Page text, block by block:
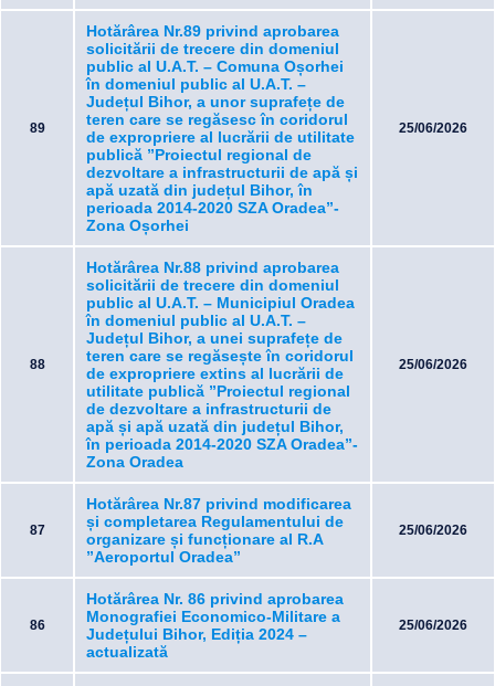
89
Hotărârea Nr.89 privind aprobarea
solicitării de trecere din domeniul
public al U.A.T. – Comuna Oșorhei
în domeniul public al U.A.T. –
Județul Bihor, a unor suprafețe de
teren care se regăsesc în coridorul
de expropriere al lucrării de utilitate
publică ”Proiectul regional de
dezvoltare a infrastructurii de apă și
apă uzată din județul Bihor, în
perioada 2014-2020 SZA Oradea”-
Zona Oșorhei
25/06/2026
88
Hotărârea Nr.88 privind aprobarea
solicitării de trecere din domeniul
public al U.A.T. – Municipiul Oradea
în domeniul public al U.A.T. –
Județul Bihor, a unei suprafețe de
teren care se regăsește în coridorul
de expropriere extins al lucrării de
utilitate publică ”Proiectul regional
de dezvoltare a infrastructurii de
apă și apă uzată din județul Bihor,
în perioada 2014-2020 SZA Oradea”-
Zona Oradea
25/06/2026
87
Hotărârea Nr.87 privind modificarea
și completarea Regulamentului de
organizare și funcționare al R.A
”Aeroportul Oradea”
25/06/2026
86
Hotărârea Nr. 86 privind aprobarea
Monografiei Economico-Militare a
Județului Bihor, Ediția 2024 –
actualizată
25/06/2026